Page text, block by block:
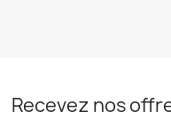
Recevez nos